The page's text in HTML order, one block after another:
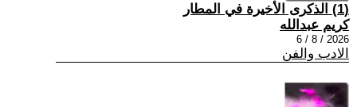
(1) الذكرى الأخيرة في المطار
كريم عبدالله
2026 / 8 / 6
الادب والفن